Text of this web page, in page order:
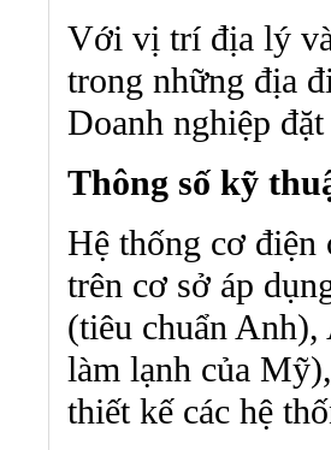
Với vị trí địa lý
trong những địa
Doanh nghiệp
Thông số kỹ
Hệ thống cơ điện
trên cơ sở áp
(tiêu chuẩn
làm lạnh của
thiết kế các hệ